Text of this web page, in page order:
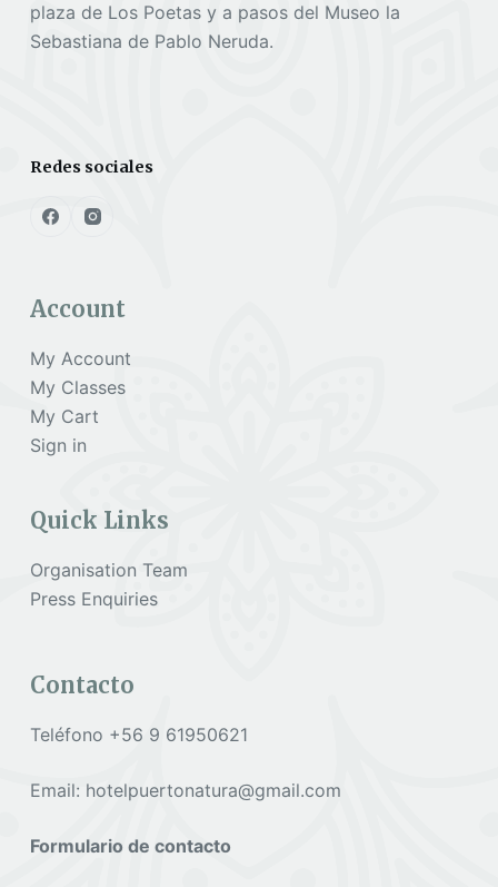
plaza de Los Poetas y a pasos del Museo la
Sebastiana de Pablo Neruda.
Redes sociales
Account
My Account
My Classes
My Cart
Sign in
Quick Links
Organisation Team
Press Enquiries
Contacto
Teléfono +56 9 61950621
Email: hotelpuertonatura@gmail.com
Formulario de contacto